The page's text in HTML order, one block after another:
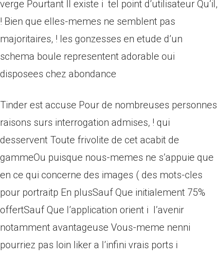
verge Pourtant Il existe i tel point d’utilisateur Qu’il,
! Bien que elles-memes ne semblent pas
majoritaires, ! les gonzesses en etude d’un
schema boule representent adorable oui
disposees chez abondance
Tinder est accuse Pour de nombreuses personnes
raisons surs interrogation admises, ! qui
desservent Toute frivolite de cet acabit de
gammeOu puisque nous-memes ne s’appuie que
en ce qui concerne des images ( des mots-cles
pour portraitp En plusSauf Que initialement 75%
offertSauf Que l’application orient i l’avenir
notamment avantageuse Vous-meme nenni
pourriez pas loin liker a l’infini vrais ports i